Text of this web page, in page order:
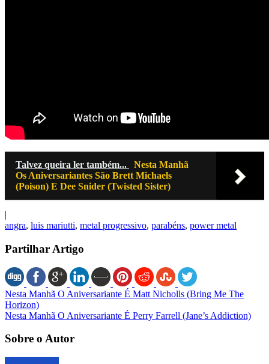
Talvez queira ler também...
Nesta Manhã
Os Aniversariantes São Brett Michaels
(Poison) E Dee Snider (Twisted Sister)
|
angra, luis mariutti, metal progressivo, parabéns, power metal
Partilhar Artigo
Nesta Manhã O Aniversariante É Matt Nicholls (Bring Me The
Horizon)
Nesta Manhã O Aniversariante É Perry Farrell (Jane’s Addiction)
Sobre o Autor